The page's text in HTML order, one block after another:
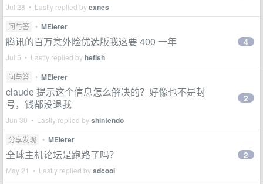
Jul 28 • Lastly replied byexnes
问与答 • MEIerer
腾讯的百万意外险优选版我这要 400 一年
Jul 5 • Lastly replied byhefish
4
问与答 • MEIerer
claude 提示这个信息怎么解决的？好像也不是封
号，钱都没退我
Jun 30 • Lastly replied byshintendo
2
分享发现 • MEIerer
全球主机论坛是跑路了吗？
May 21 • Lastly replied bysdcool
2